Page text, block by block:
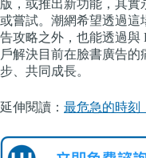
版，或推出新功能，其實
或嘗試。潮網希望透過這
告攻略之外，也能透過與
戶解決目前在臉書廣告
步、共同成長。
延伸閱讀： 最危急的時刻